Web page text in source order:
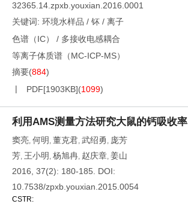
32365.14.zpxb.youxian.2016.0001
关键词: 环境水样品 / 钚 / 离子
色谱（IC）
/ 多接收电感耦合
等离子体质谱（MC-ICP-MS）
摘要(884)
PDF[1903KB](1099)
利用AMS测量方法研究大鼠的钙吸收率
窦亮, 何明 , 董克君, 武绍勇, 庞芳
芳, 王小明 , 杨旭冉, 赵庆章, 姜山
2016, 37(2): 180-185.
DOI:
10.7538/zpxb.youxian.2015.0054
CSTR: